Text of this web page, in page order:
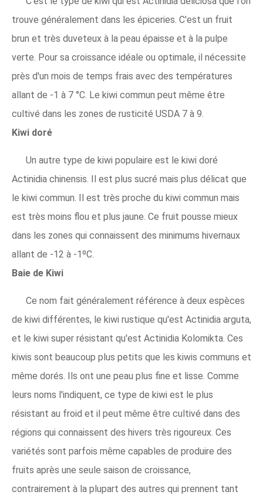
trouve généralement dans les épiceries. C'est un fruit
brun et très duveteux à la peau épaisse et à la pulpe
verte. Pour sa croissance idéale ou optimale, il nécessite
près d'un mois de temps frais avec des températures
allant de -1 à 7 °C. Le kiwi commun peut même être
cultivé dans les zones de rusticité USDA 7 à 9.
Kiwi doré
Un autre type de kiwi populaire est le kiwi doré
Actinidia chinensis. Il est plus sucré mais plus délicat que
le kiwi commun. Il est très proche du kiwi commun mais
est très moins flou et plus jaune. Ce fruit pousse mieux
dans les zones qui connaissent des minimums hivernaux
allant de -12 à -1ºC.
Baie de Kiwi
Ce nom fait généralement référence à deux espèces
de kiwi différentes, le kiwi rustique qu'est Actinidia arguta,
et le kiwi super résistant qu'est Actinidia Kolomikta. Ces
kiwis sont beaucoup plus petits que les kiwis communs et
même dorés. Ils ont une peau plus fine et lisse. Comme
leurs noms l'indiquent, ce type de kiwi est le plus
résistant au froid et il peut même être cultivé dans des
régions qui connaissent des hivers très rigoureux. Ces
variétés sont parfois même capables de produire des
fruits après une seule saison de croissance,
contrairement à la plupart des autres qui prennent tant